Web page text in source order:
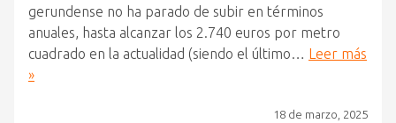
gerundense no ha parado de subir en términos
anuales, hasta alcanzar los 2.740 euros por metro
cuadrado en la actualidad (siendo el último…
Leer más
»
18 de marzo, 2025